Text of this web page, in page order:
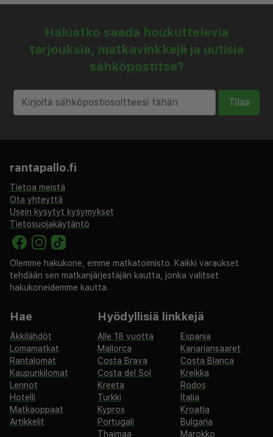
Haluatko saada houkuttelevia
tarjouksia, matkavinkkejä ja uutisia
sähköpostitse?
Tilaa
rantapallo.fi
Tietoa meistä
Ota yhteyttä
Usein kysytyt kysymykset
Tietosuojakäytäntö
Olemme hakukone, emme matkatoimisto. Kaikki varaukset
tehdään sen matkanjärjestäjän kautta, jonka valitset
hakukoneidemme kautta.
Hae
Äkkilähdöt
Lomamatkat
Rantalomat
Kaupunkilomat
Lennot
Hotelli
Matkaoppaat
Artikkelit
Hyödyllisiä linkkejä
Alle 18 vuotta
Espanja
Mallorca
Kanariansaaret
Costa Brava
Costa Blanca
Costa del Sol
Kreikka
Kreeta
Rodos
Turkki
Italia
Kypros
Kroatia
Portugali
Bulgaria
Thaimaa
Marokko